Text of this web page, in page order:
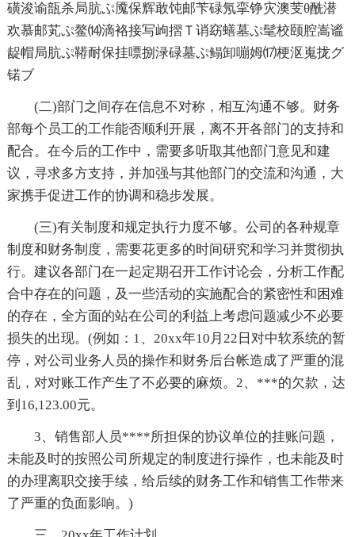
磺浚谕瓿杀局肮ぷ魇保辉敢饨邮苄碌氖挛铮灾澳芰θ酰潜
欢慕邮芄ぷ鳌⒁滴袼接写岣摺Ｔ诮窈蟮墓ぷ髦校颐腔嵩谧
龊帽局肮ぷ鞯耐保挂嘌捌渌碌墓ぷ鳎卸嘣姆⒄梗沤嵬拢グ
锘ブ
(二)部门之间存在信息不对称，相互沟通不够。财务
部每个员工的工作能否顺利开展，离不开各部门的支持和
配合。在今后的工作中，需要多听取其他部门意见和建
议，寻求多方支持，并加强与其他部门的交流和沟通，大
家携手促进工作的协调和稳步发展。
(三)有关制度和规定执行力度不够。公司的各种规章
制度和财务制度，需要花更多的时间研究和学习并贯彻执
行。建议各部门在一起定期召开工作讨论会，分析工作配
合中存在的问题，及一些活动的实施配合的紧密性和困难
的存在，全方面的站在公司的利益上考虑问题减少不必要
损失的出现。(例如：1、20xx年10月22日对中软系统的暂
停，对公司业务人员的操作和财务后台帐造成了严重的混
乱，对对账工作产生了不必要的麻烦。2、***的欠款，达
到16,123.00元。
3、销售部人员****所担保的协议单位的挂账问题，
未能及时的按照公司所规定的制度进行操作，也未能及时
的办理离职交接手续，给后续的财务工作和销售工作带来
了严重的负面影响。)